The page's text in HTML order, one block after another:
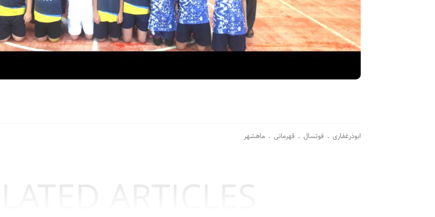
ابوذرغفاری فوتسال قهرمانی ماهشهر